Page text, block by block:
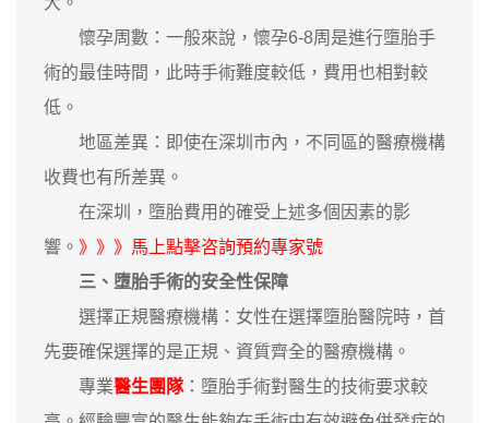
懷孕周數：一般來說，懷孕6-8周是進行墮胎手
術的最佳時間，此時手術難度較低，費用也相對較
低。
地區差異：即使在深圳市內，不同區的醫療機構
收費也有所差異。
在深圳，墮胎費用的確受上述多個因素的影
響。 》》》馬上點擊咨詢預約專家號
三、墮胎手術的安全性保障
選擇正規醫療機構：女性在選擇墮胎醫院時，首
先要確保選擇的是正規、資質齊全的醫療機構。
專業醫生團隊：墮胎手術對醫生的技術要求較